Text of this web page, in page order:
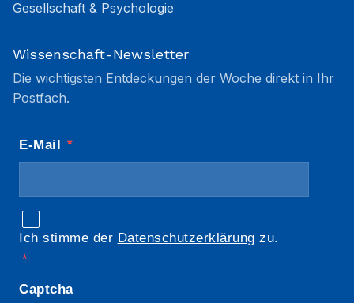
Gesellschaft & Psychologie
Wissenschaft-Newsletter
Die wichtigsten Entdeckungen der Woche direkt in Ihr
Postfach.